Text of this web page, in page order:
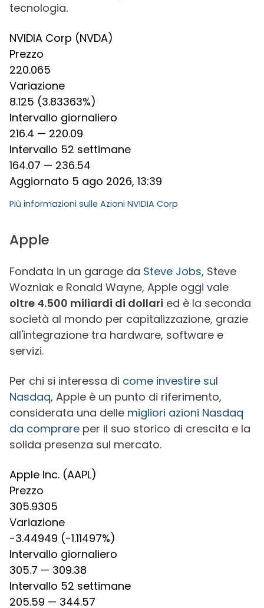
tecnologia.
NVIDIA Corp (NVDA)
Prezzo
220.065
Variazione
8.125 (3.83363%)
Intervallo giornaliero
216.4 — 220.09
Intervallo 52 settimane
164.07 — 236.54
Aggiornato 5 ago 2026, 13:39
Più informazioni sulle Azioni NVIDIA Corp
Apple
Fondata in un garage da Steve Jobs, Steve
Wozniak e Ronald Wayne, Apple oggi vale
oltre 4.500 miliardi di dollari ed è la seconda
società al mondo per capitalizzazione, grazie
all'integrazione tra hardware, software e
servizi.
Per chi si interessa di come investire sul
Nasdaq, Apple è un punto di riferimento,
considerata una delle migliori azioni Nasdaq
da comprare per il suo storico di crescita e la
solida presenza sul mercato.
Apple Inc. (AAPL)
Prezzo
305.9305
Variazione
-3.44949 (-1.11497%)
Intervallo giornaliero
305.7 — 309.38
Intervallo 52 settimane
205.59 — 344.57